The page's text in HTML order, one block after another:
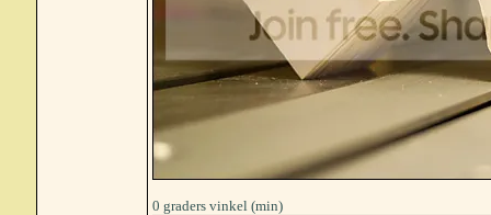
0 graders vinkel (min)